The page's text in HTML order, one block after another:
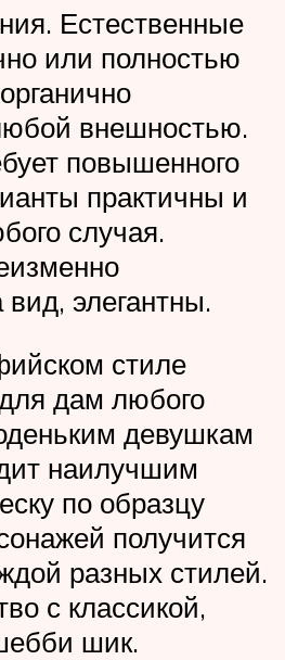
Естественные
или полностью
внешностью.
повышенного
практичны и
случая.
элегантны.
стиле
дам любого
девушкам
наилучшим
по образцу
получится
разных стилей.
с классикой,
шик.